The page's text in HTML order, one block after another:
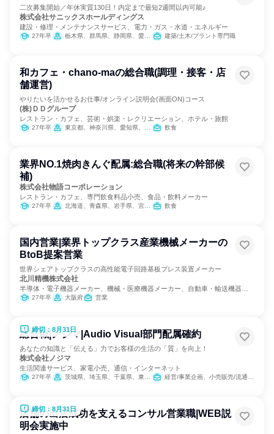
二次募集開始／年休実質130日！内定まで最短2週間以内可能♪
株式会社サニックスホールディングス
建設・修理・メンテナンスサービス、電力・ガス・水道・エネルギー
27年卒 栃木県、群馬県、静岡県、愛知県、三重県、滋賀県、兵庫県 建築/土木/プラント専門職
和カフェ・chano-maの総合職(調理・接客・店
舗運営)
やりたいを活かせるお仕事/オンライン説明会(画面ON)コース
(株)ＤＤグループ
レストラン・カフェ、芸術・娯楽・レクリエーション、ホテル・旅館
27年卒 東京都、神奈川県、愛知県、京都府、大阪府、兵庫県、岡山県、広島県、福岡県 飲食
業界NO.1焼肉きんぐ配属:総合職(将来の幹部候
補)
株式会社物語コーポレーション
レストラン・カフェ、専門飲食料品小売、食品・飲料メーカー
27年卒 北海道、青森県、岩手県、宮城県、秋田県、山形県、福島県、茨城県、栃木県、群馬県、埼玉県、千葉県、東京都、神奈川県、新潟県、富山県、石川県、福井県、山梨県、長野県、岐阜県、静岡県、愛知県、三重県、滋賀県、京都府、大阪府、兵庫県、奈良県、和歌山県、鳥取県、島根県、岡山県、広島県、山口県、徳島県、香川県、愛媛県、高知県、福岡県、佐賀県、長崎県、熊本県、大分県、宮崎県、鹿児島県、沖縄県 飲食
国内営業|業界トップクラス産業機械メーカーの
BtoB提案営業
世界シェアトップクラスの高性能電子回路基板プレス装置メーカー
北川精機株式会社
半導体・電子機器メーカー、機械・医療機器メーカー、自動車・輸送機器メ
ーカー27年卒 大阪府 営業
締切：8月31日
総合職|ノジマ|Audio Visual部門配属確約
あなたの知識と「伝える」力でお客様の生活の「質」を向上！
株式会社ノジマ
生活関連サービス、家電小売、通信・インターネット
27年卒 茨城県、埼玉県、千葉県、東京都、神奈川県、新潟県、山梨県、長野県、静岡県 経営/事業企画、小売販売/流通、SCM/生産管理/購買/物流
締切：8月31日
店舗の出店成功を支えるコンサル営業職|WEB説
明会実施中